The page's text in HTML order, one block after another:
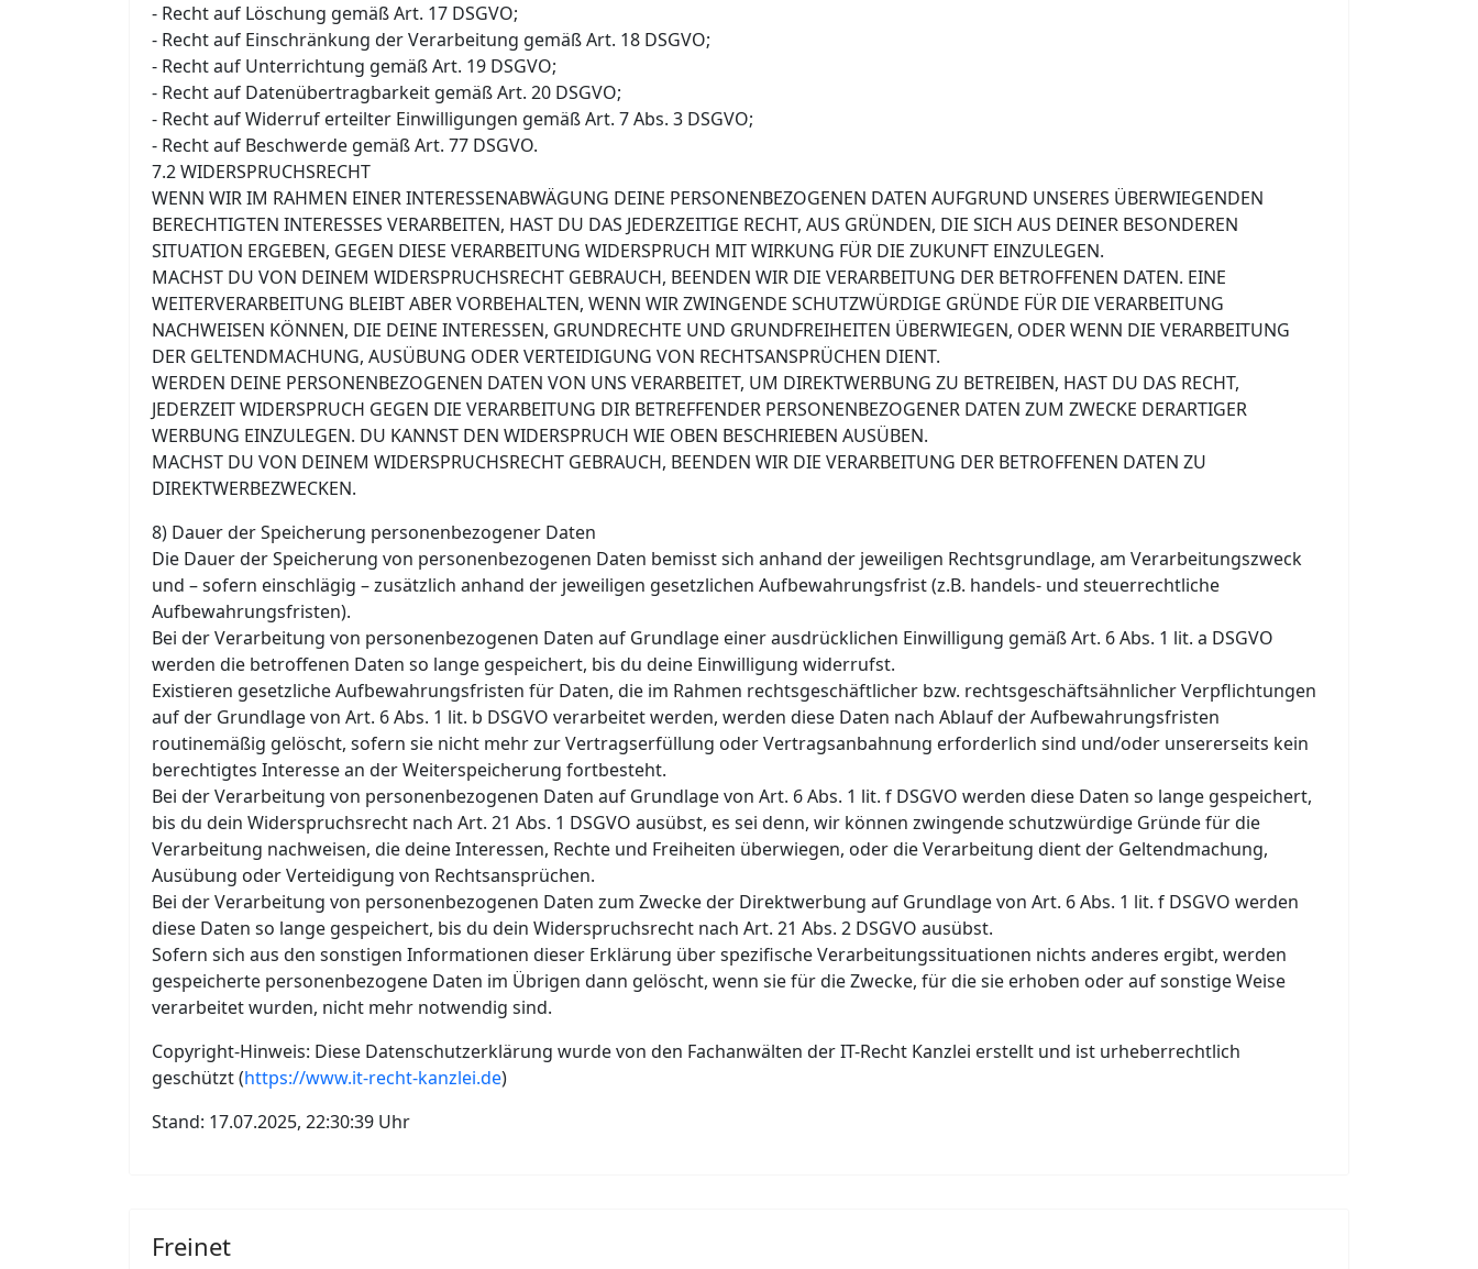
- Recht auf Löschung gemäß Art. 17 DSGVO;
- Recht auf Einschränkung der Verarbeitung gemäß Art. 18 DSGVO;
- Recht auf Unterrichtung gemäß Art. 19 DSGVO;
- Recht auf Datenübertragbarkeit gemäß Art. 20 DSGVO;
- Recht auf Widerruf erteilter Einwilligungen gemäß Art. 7 Abs. 3 DSGVO;
- Recht auf Beschwerde gemäß Art. 77 DSGVO.
7.2 WIDERSPRUCHSRECHT
WENN WIR IM RAHMEN EINER INTERESSENABWÄGUNG DEINE PERSONENBEZOGENEN DATEN AUFGRUND UNSERES ÜBERWIEGENDEN
BERECHTIGTEN INTERESSES VERARBEITEN, HAST DU DAS JEDERZEITIGE RECHT, AUS GRÜNDEN, DIE SICH AUS DEINER BESONDEREN
SITUATION ERGEBEN, GEGEN DIESE VERARBEITUNG WIDERSPRUCH MIT WIRKUNG FÜR DIE ZUKUNFT EINZULEGEN.
MACHST DU VON DEINEM WIDERSPRUCHSRECHT GEBRAUCH, BEENDEN WIR DIE VERARBEITUNG DER BETROFFENEN DATEN. EINE
WEITERVERARBEITUNG BLEIBT ABER VORBEHALTEN, WENN WIR ZWINGENDE SCHUTZWÜRDIGE GRÜNDE FÜR DIE VERARBEITUNG
NACHWEISEN KÖNNEN, DIE DEINE INTERESSEN, GRUNDRECHTE UND GRUNDFREIHEITEN ÜBERWIEGEN, ODER WENN DIE VERARBEITUNG
DER GELTENDMACHUNG, AUSÜBUNG ODER VERTEIDIGUNG VON RECHTSANSPRÜCHEN DIENT.
WERDEN DEINE PERSONENBEZOGENEN DATEN VON UNS VERARBEITET, UM DIREKTWERBUNG ZU BETREIBEN, HAST DU DAS RECHT,
JEDERZEIT WIDERSPRUCH GEGEN DIE VERARBEITUNG DIR BETREFFENDER PERSONENBEZOGENER DATEN ZUM ZWECKE DERARTIGER
WERBUNG EINZULEGEN. DU KANNST DEN WIDERSPRUCH WIE OBEN BESCHRIEBEN AUSÜBEN.
MACHST DU VON DEINEM WIDERSPRUCHSRECHT GEBRAUCH, BEENDEN WIR DIE VERARBEITUNG DER BETROFFENEN DATEN ZU
DIREKTWERBEZWECKEN.
8) Dauer der Speicherung personenbezogener Daten
Die Dauer der Speicherung von personenbezogenen Daten bemisst sich anhand der jeweiligen Rechtsgrundlage, am Verarbeitungszweck
und – sofern einschlägig – zusätzlich anhand der jeweiligen gesetzlichen Aufbewahrungsfrist (z.B. handels- und steuerrechtliche
Aufbewahrungsfristen).
Bei der Verarbeitung von personenbezogenen Daten auf Grundlage einer ausdrücklichen Einwilligung gemäß Art. 6 Abs. 1 lit. a DSGVO
werden die betroffenen Daten so lange gespeichert, bis du deine Einwilligung widerrufst.
Existieren gesetzliche Aufbewahrungsfristen für Daten, die im Rahmen rechtsgeschäftlicher bzw. rechtsgeschäftsähnlicher Verpflichtungen
auf der Grundlage von Art. 6 Abs. 1 lit. b DSGVO verarbeitet werden, werden diese Daten nach Ablauf der Aufbewahrungsfristen
routinemäßig gelöscht, sofern sie nicht mehr zur Vertragserfüllung oder Vertragsanbahnung erforderlich sind und/oder unsererseits kein
berechtigtes Interesse an der Weiterspeicherung fortbesteht.
Bei der Verarbeitung von personenbezogenen Daten auf Grundlage von Art. 6 Abs. 1 lit. f DSGVO werden diese Daten so lange gespeichert,
bis du dein Widerspruchsrecht nach Art. 21 Abs. 1 DSGVO ausübst, es sei denn, wir können zwingende schutzwürdige Gründe für die
Verarbeitung nachweisen, die deine Interessen, Rechte und Freiheiten überwiegen, oder die Verarbeitung dient der Geltendmachung,
Ausübung oder Verteidigung von Rechtsansprüchen.
Bei der Verarbeitung von personenbezogenen Daten zum Zwecke der Direktwerbung auf Grundlage von Art. 6 Abs. 1 lit. f DSGVO werden
diese Daten so lange gespeichert, bis du dein Widerspruchsrecht nach Art. 21 Abs. 2 DSGVO ausübst.
Sofern sich aus den sonstigen Informationen dieser Erklärung über spezifische Verarbeitungssituationen nichts anderes ergibt, werden
gespeicherte personenbezogene Daten im Übrigen dann gelöscht, wenn sie für die Zwecke, für die sie erhoben oder auf sonstige Weise
verarbeitet wurden, nicht mehr notwendig sind.
Copyright-Hinweis: Diese Datenschutzerklärung wurde von den Fachanwälten der IT-Recht Kanzlei erstellt und ist urheberrechtlich
geschützt (https://www.it-recht-kanzlei.de)
Stand: 17.07.2025, 22:30:39 Uhr
Freinet